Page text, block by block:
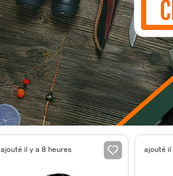
ajouté il y a 8 heures ajouté il